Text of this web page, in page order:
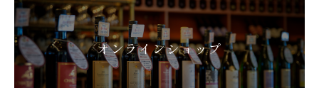
オンラインショップ